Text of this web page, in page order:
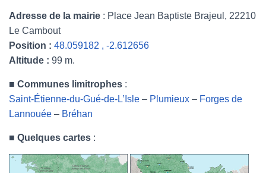
Adresse de la mairie : Place Jean Baptiste Brajeul, 22210
Le Cambout
Position : 48.059182 , -2.612656
Altitude : 99 m.
■ Communes limitrophes :
Saint-Étienne-du-Gué-de-L’Isle – Plumieux – Forges de
Lannouée – Bréhan
■ Quelques cartes :